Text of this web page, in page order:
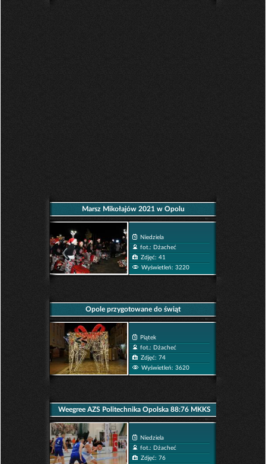
Marsz Mikołajów 2021 w Opolu
Niedziela
fot.: Dżacheć
Zdjęć: 41
Wyświetleń: 3220
Opole przygotowane do świąt
Piątek
fot.: Dżacheć
Zdjęć: 74
Wyświetleń: 3620
Weegree AZS Politechnika Opolska 88:76 MKKS
Żak Koszalin
Niedziela
fot.: Dżacheć
Zdjęć: 76